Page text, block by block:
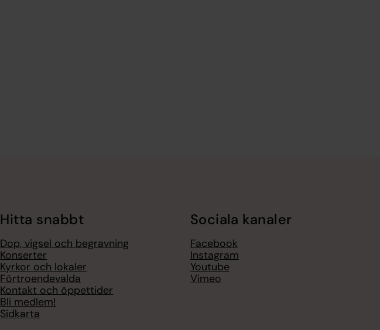
Hitta snabbt
Dop, vigsel och begravning
Konserter
Kyrkor och lokaler
Förtroendevalda
Kontakt och öppettider
Bli medlem!
Sidkarta
Sociala kanaler
Facebook
Instagram
Youtube
Vimeo